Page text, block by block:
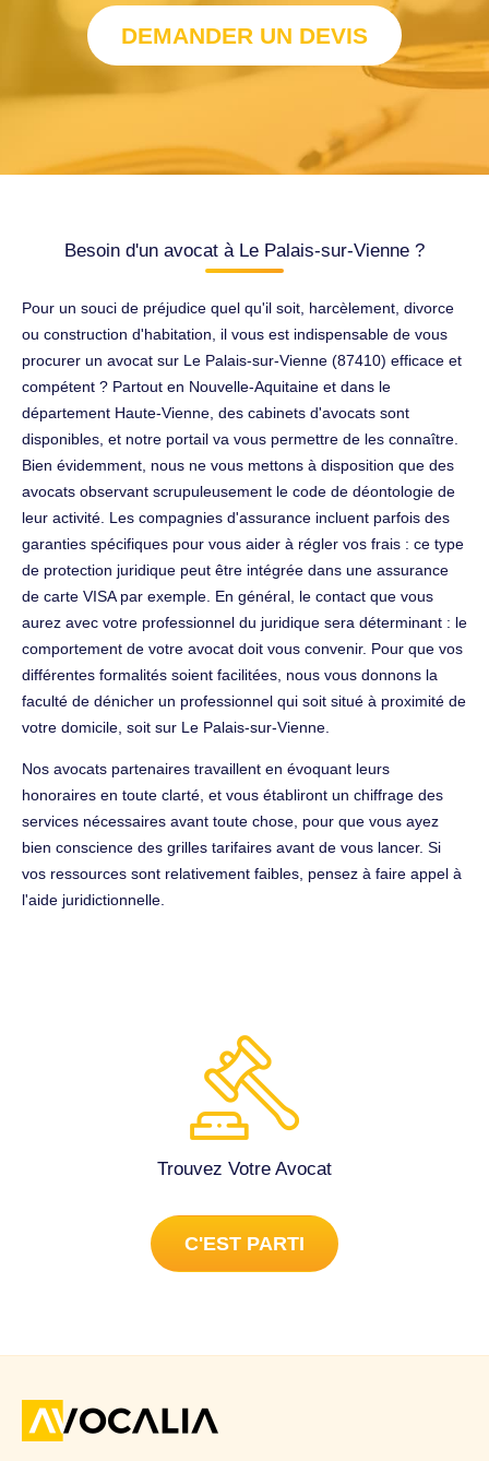
DEMANDER UN DEVIS
Besoin d'un avocat à Le Palais-sur-Vienne ?
Pour un souci de préjudice quel qu'il soit, harcèlement, divorce
ou construction d'habitation, il vous est indispensable de vous
procurer un avocat sur Le Palais-sur-Vienne (87410) efficace et
compétent ? Partout en Nouvelle-Aquitaine et dans le
département Haute-Vienne, des cabinets d'avocats sont
disponibles, et notre portail va vous permettre de les connaître.
Bien évidemment, nous ne vous mettons à disposition que des
avocats observant scrupuleusement le code de déontologie de
leur activité. Les compagnies d'assurance incluent parfois des
garanties spécifiques pour vous aider à régler vos frais : ce type
de protection juridique peut être intégrée dans une assurance
de carte VISA par exemple. En général, le contact que vous
aurez avec votre professionnel du juridique sera déterminant : le
comportement de votre avocat doit vous convenir. Pour que vos
différentes formalités soient facilitées, nous vous donnons la
faculté de dénicher un professionnel qui soit situé à proximité de
votre domicile, soit sur Le Palais-sur-Vienne.
Nos avocats partenaires travaillent en évoquant leurs
honoraires en toute clarté, et vous établiront un chiffrage des
services nécessaires avant toute chose, pour que vous ayez
bien conscience des grilles tarifaires avant de vous lancer. Si
vos ressources sont relativement faibles, pensez à faire appel à
l'aide juridictionnelle.
Trouvez Votre Avocat
C'EST PARTI